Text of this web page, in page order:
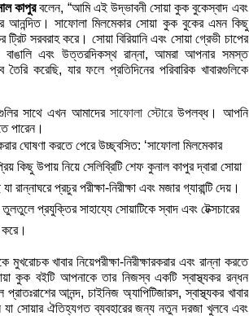
কাপুরবলেন, “আমি এই উদ্ভাবনী সোয়া কুক বুকেস্বাদ এবং
আনন্দিত। সাফোলা মিলমেকার সোয়া কুক বুকের এমন কিছু
সরবরাহ করে। সোয়া বিরিয়ানি এবং সোয়া গ্রেভী চাপের
এবং উত্তরদিকস্থ রান্না,আমরা আপনার সমস্ত
তৈরি করেছি, যার ফলে প্রতিদিনের পরিবারিক খাবারগুলিকে
সাথে এখন আমাদের সাফোলা স্টোরেউপলব্ধ। আপনি
পারেন।
ঘোষণা করতে পেরে উচ্ছ্বসিত: ‘সাফোলা মিলমেকার
কিছু উপায় নিয়ে সেলিব্রিটি শেফ কুনাল কাপুর দ্বারা সোয়া
প্রচুর পরীক্ষা-নিরীক্ষা এবং মজার গ্যারান্টি দেয়।
প্রযুক্তির সাহায্যে সোয়াটিকে স্বাদ এবং টেক্সচারের
খাবার নিয়েপরীক্ষা-নিরীক্ষারকরার এবং রান্না করতে
কুকবইটি আপনাকে তার নিজস্ব একটি স্বাস্থ্যকর রন্ধন
প্রাতঃরাশের আনন্দ,চাইনিজ অ্যাপিটিজারস,স্বাস্থ্যকর খাবার
যা সোয়ার ঐতিহ্যগত ব্যবহারের জন্য নতুন দরজা খুলবে এবং